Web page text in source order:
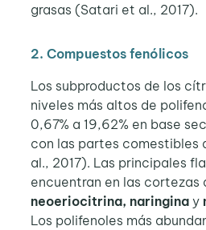
grasas (Satari et al., 2017).
2. Compuestos fenólicos
Los subproductos de los
niveles más altos de
0,67% a 19,62% en base
con las partes comestibles
al., 2017). Las principales
encuentran en las cortezas
neoeriocitrina, naringina y
Los polifenoles más